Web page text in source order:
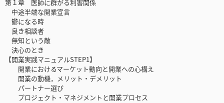
第１章 医師に群がる利害関係
中途半端な開業宣言
鬱になる時
良き相談者
無知という敵
決心のとき
【開業実践マニュアルSTEP1】
開業におけるマーケット動向と開業への心構え
開業の動機，メリット・デメリット
パートナー選び
プロジェクト・マネジメントと開業プロセス